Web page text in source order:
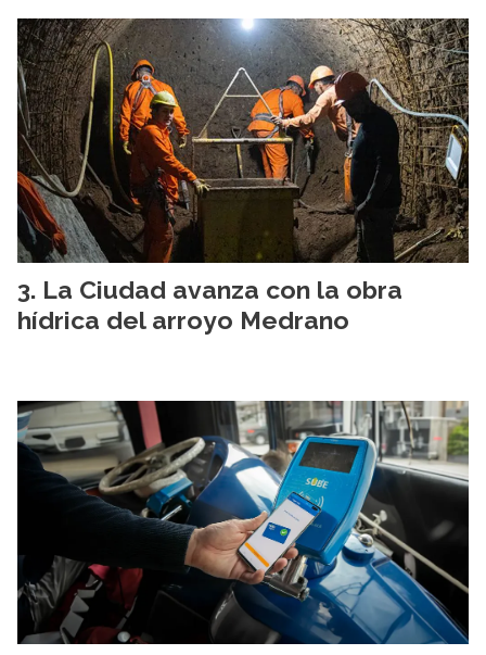
La Ciudad avanza con la obra
hídrica del arroyo Medrano